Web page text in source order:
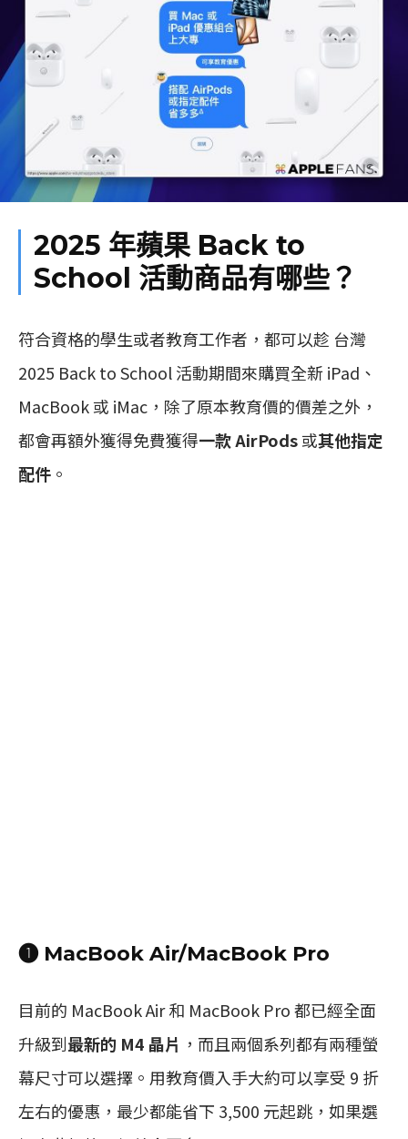
2025 年蘋果 Back to
School 活動商品有哪些？
符合資格的學生或者教育工作者，都可以趁 台灣
2025 Back to School 活動期間來購買全新 iPad、
MacBook 或 iMac，除了原本教育價的價差之外，
都會再額外獲得免費獲得一款 AirPods或其他指定
配件 。
❶ MacBook Air/MacBook Pro
目前的 MacBook Air 和 MacBook Pro 都已經全面
升級到最新的 M4 晶片 ，而且兩個系列都有兩種螢
幕尺寸可以選擇。用教育價入手大約可以享受 9 折
左右的優惠，最少都能省下 3,500 元起跳，如果選